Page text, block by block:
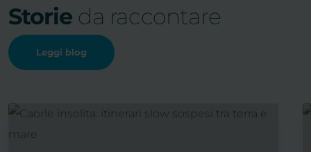
Storie da raccontare
Leggi blog